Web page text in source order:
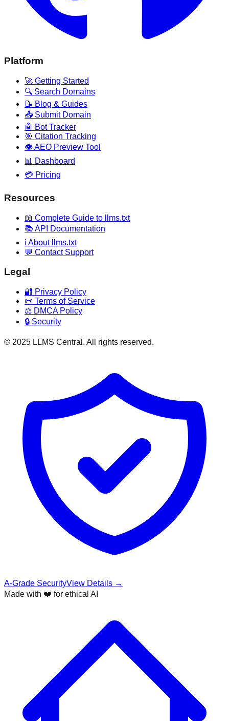
Platform
🚀 Getting Started
🔍 Search Domains
📝 Blog & Guides
📤 Submit Domain
🤖 Bot Tracker
🎯 Citation Tracking
👁️ AEO Preview Tool
📊 Dashboard
💳 Pricing
Resources
📖 Complete Guide to llms.txt
📚 API Documentation
ℹ️ About llms.txt
💬 Contact Support
Legal
🔐 Privacy Policy
📜 Terms of Service
⚖️ DMCA Policy
🔒 Security
© 2025 LLMS Central. All rights reserved.
A-Grade SecurityView Details →
Made with ❤️ for ethical AI